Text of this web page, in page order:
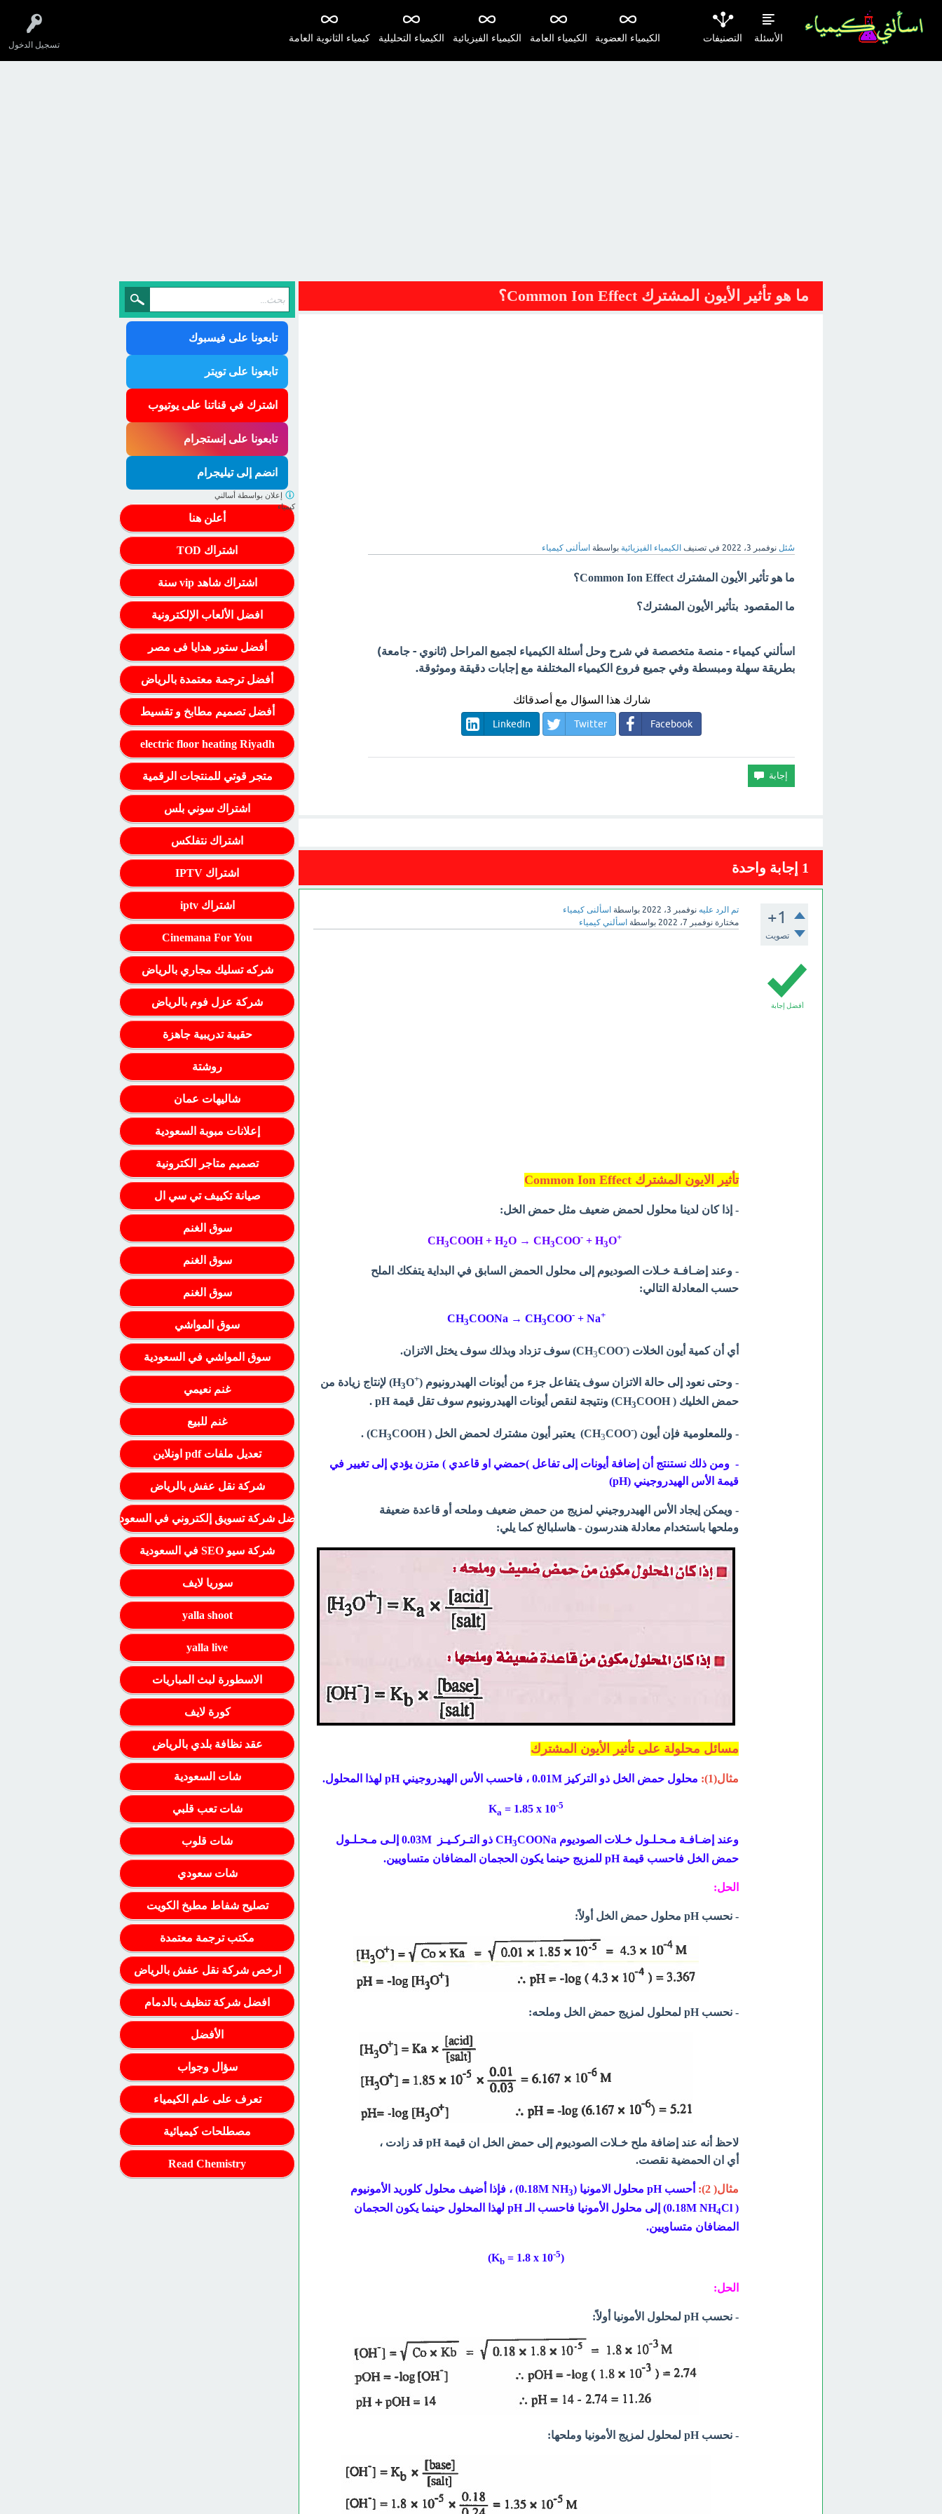
تسجيل الدخول
الأسئلة التصنيفات كيمياء الثانوية العامة الكيمياء التحليلية الكيمياء الفيزيائية الكيمياء العامة الكيمياء العضوية
ما هو تأثير الأيون المشترك Common Ion Effect؟
سُئل نوفمبر 3، 2022 في تصنيف الكيمياء الفيزيائية بواسطة اسألنى كيمياء
ما هو تأثير الأيون المشترك Common Ion Effect؟
ما المقصود بتأثير الأيون المشترك؟
اسألني كيمياء - منصة متخصصة في شرح وحل أسئلة الكيمياء لجميع المراحل (ثانوي - جامعة)
بطريقة سهلة ومبسطة وفي جميع فروع الكيمياء المختلفة مع إجابات دقيقة وموثوقة.
شارك هذا السؤال مع أصدقائك
Facebook
Twitter
LinkedIn
1 إجابة واحدة
+1
تصويت
تم الرد عليه نوفمبر 3، 2022 بواسطة اسألنى كيمياء
مختارة نوفمبر 7، 2022 بواسطة اسألني كيمياء
أفضل إجابة
تأثير الايون المشترك Common Ion Effect
- إذا كان لدينا محلول لحمض ضعيف مثل حمض الخل:
+
CH3COOH + H2O → CH3COO- + H3O
- وعند إضـافـة خـلات الصوديوم إلى محلول الحمض السابق في البداية يتفكك الملح
حسب المعادلة التالي:
+
CH3COONa → CH3COO-+ Na
أي أن كمية أيون الخلات (-
CH3COO) سوف تزداد وبذلك سوف يختل الاتزان.
- وحتى نعود إلى حالة الاتزان سوف يتفاعل جزء من أيونات الهيدرونيوم (+
H3
O) لإنتاج زيادة من
حمض الخليك ( CH
3COOH) ونتيجة لنقص أيونات الهيدرونيوم سوف تقل قيمة pH .
- وللمعلومية فإن أيون (-
CH3COO) يعتبر أيون مشترك لحمض الخل ( CH 3COOH) .
- ومن ذلك نستنتج أن إضافة أيونات إلى تفاعل )حمضي او قاعدي ) متزن يؤدي إلى تغيير في
قيمة الأس الهيدروجيني (pH)
- ويمكن إيجاد الأس الهيدروجيني لمزيج من حمض ضعيف وملحه أو قاعدة ضعيفة
وملحها باستخدام معادلة هندرسون - هاسلبالخ كما يلي:
مسائل محلولة على تأثير الأيون المشترك
مثال(1): محلول حمض الخل ذو التركيز 0.01 M ، فاحسب الأس الهيدروجيني pH لهذا المحلول.
Ka = 1.85 x 10-5
وعند إضـافـة مـحـلـول خـلات الصوديوم CH 3COONa ذو التـركـيـز 0.03
M إلـى مـحـلـول
حمض الخل فاحسب قيمة pH للمزيج حينما يكون الحجمان المضافان متساويين.
الحل:
- نحسب pH محلول حمض الخل أولاً:
- نحسب pH لمحلول لمزيج حمض الخل وملحه:
لاحظ أنه عند إضافة ملح خـلات الصوديوم إلى حمض الخل ان قيمة pH قد زادت ،
أي ان الحمضية نقصت.
مثال( 2): أحسب pH محلول الامونيا (0.18M NH 3
) ، فإذا أضيف محلول كلوريد الأمونيوم
(
0.18MNH4Cl) إلى محلول الأمونيا فاحسب الـ pH لهذا المحلول
حينما يكون الحجمان
المضافان متساويين.
(K
b = 1.8 x 10-5
)
الحل:
- نحسب pH لمحلول الأمونيا أولاً:
- نحسب pH لمحلول لمزيج الأمونيا وملحها:
تابعونا على فيسبوك
تابعونا على تويتر
اشترك في قناتنا على يوتيوب
تابعونا على إنستجرام
انضم إلى تيليجرام
أعلن هنا
اشتراك TOD
اشتراك شاهد vip سنة
افضل الألعاب الإلكترونية
أفضل ستور هدايا فى مصر
أفضل ترجمة معتمدة بالرياض
أفضل تصميم مطابخ و تقسيط
electric floor heating Riyadh
متجر قوتي للمنتجات الرقمية
اشتراك سوني بلس
اشتراك نتفلكس
اشتراك IPTV
اشتراك iptv
Cinemana For You
شركه تسليك مجاري بالرياض
شركة عزل فوم بالرياض
حقيبة تدريبية جاهزة
روشتة
شاليهات عمان
إعلانات مبوبة السعودية
تصميم متاجر الكترونية
صيانة تكييف تي سي ال
سوق الغنم
سوق الغنم
سوق الغنم
سوق المواشي
سوق المواشي في السعودية
غنم نعيمي
غنم للبيع
تعديل ملفات pdf اونلاين
شركة نقل عفش بالرياض
أفضل شركة تسويق إلكتروني في السعودية
شركة سيو SEO في السعودية
سوريا لايف
yalla shoot
yalla live
الاسطورة لبث المباريات
كورة لايف
عقد نظافة بلدي بالرياض
شات السعودية
شات تعب قلبي
شات قلوب
شات سعودي
تصليح شفاط مطبخ الكويت
مكتب ترجمة معتمدة
ارخص شركة نقل عفش بالرياض
افضل شركة تنظيف بالدمام
الأفضل
سؤال وجواب
تعرف على علم الكيمياء
مصطلحات كيميائية
Read Chemistry
إعلان بواسطة أسالني
كيمياء